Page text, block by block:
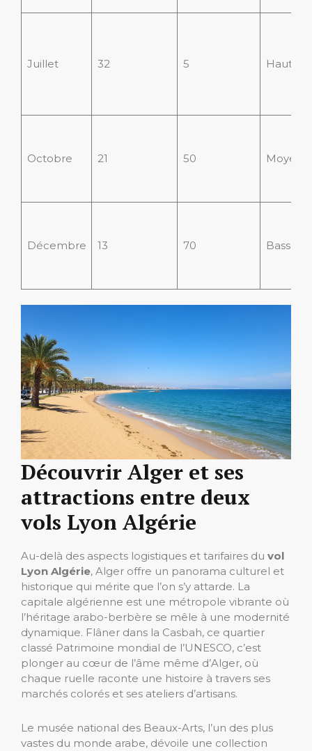
Juillet 32 5 Haute
Octobre 21 50
Décembre 13 70 Basse
Découvrir Alger et ses
attractions entre deux
vols Lyon Algérie
Au-delà des aspects logistiques et tarifaires du vol
Lyon Algérie, Alger offre un panorama culturel et
historique qui mérite que l’on s’y attarde. La
capitale algérienne est une métropole vibrante où
l’héritage arabo-berbère se mêle à une modernité
dynamique. Flâner dans la Casbah, ce quartier
classé Patrimoine mondial de l’UNESCO, c’est
plonger au cœur de l’âme même d’Alger, où
chaque ruelle raconte une histoire à travers ses
marchés colorés et ses ateliers d’artisans.
Le musée national des Beaux-Arts, l’un des plus
vastes du monde arabe, dévoile une collection